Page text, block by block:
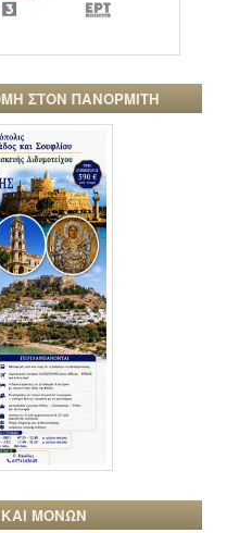
ΣΤΟΝ ΠΑΝΟΡΜΙΤΗ
ΜΟΝΩΝ